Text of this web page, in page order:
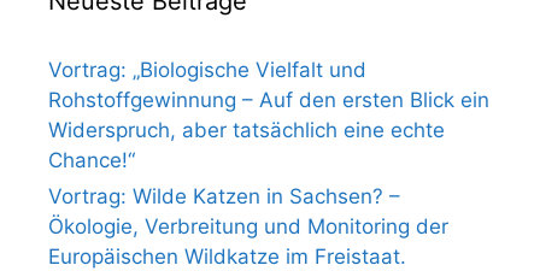
Vortrag: „Biologische Vielfalt und
Rohstoffgewinnung – Auf den ersten Blick ein
Widerspruch, aber tatsächlich eine echte
Chance!“
Vortrag: Wilde Katzen in Sachsen? –
Ökologie, Verbreitung und Monitoring der
Europäischen Wildkatze im Freistaat.